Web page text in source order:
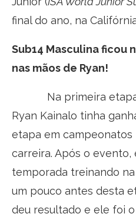
final do ano, na
Sub14 Masculina ficou
nas mãos de Ryan!
Na primeira etapa
Ryan Kainalo tinha
etapa em campeonatos
carreira. Após o evento,
temporada treinando
um pouco antes desta
deu resultado e ele foi